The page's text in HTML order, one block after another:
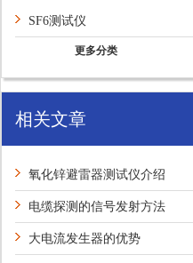
SF6测试仪
更多分类
相关文章
氧化锌避雷器测试仪介绍
电缆探测的信号发射方法
大电流发生器的优势